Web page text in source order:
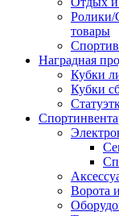
товары
Наградная
Кубки
Кубки
Ворота